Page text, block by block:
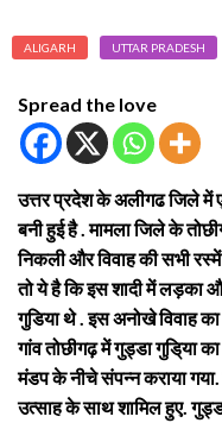
ALIGARH UTTAR PRADESH
Spread the love
उत्तर प्रदेश के अलीगढ जिले में
बनी हुई है . मामला जिले के
निकली और विवाह की सभी
तो ये है कि इस शादी में
गुडिया थे . इस अनोखे विवाह
गांव तोछीगढ़ में गुड्डा गुडि्या का
मंडप के नीचे संपन्न कराया
उत्साह के साथ शामिल हुए.